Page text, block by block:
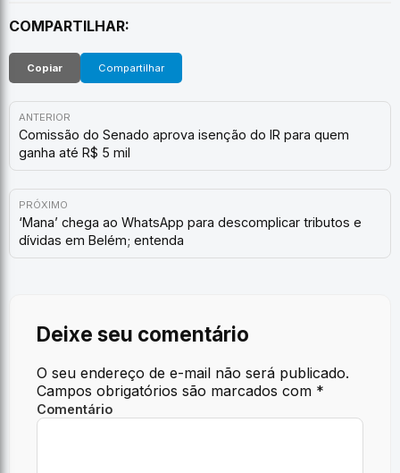
COMPARTILHAR:
Copiar Compartilhar
ANTERIOR
Comissão do Senado aprova isenção do IR para quem
ganha até R$ 5 mil
PRÓXIMO
‘Mana’ chega ao WhatsApp para descomplicar tributos e
dívidas em Belém; entenda
Deixe seu comentário
O seu endereço de e-mail não será publicado.
Campos obrigatórios são marcados com *
Comentário